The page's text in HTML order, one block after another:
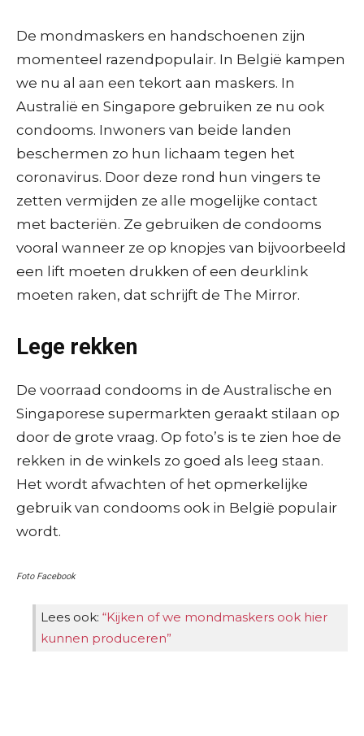
De mondmaskers en handschoenen zijn
momenteel razendpopulair. In België kampen
we nu al aan een tekort aan maskers. In
Australië en Singapore gebruiken ze nu ook
condooms. Inwoners van beide landen
beschermen zo hun lichaam tegen het
coronavirus. Door deze rond hun vingers te
zetten vermijden ze alle mogelijke contact
met bacteriën. Ze gebruiken de condooms
vooral wanneer ze op knopjes van bijvoorbeeld
een lift moeten drukken of een deurklink
moeten raken, dat schrijft de The Mirror.
Lege rekken
De voorraad condooms in de Australische en
Singaporese supermarkten geraakt stilaan op
door de grote vraag. Op foto’s is te zien hoe de
rekken in de winkels zo goed als leeg staan.
Het wordt afwachten of het opmerkelijke
gebruik van condooms ook in België populair
wordt.
Foto Facebook
Lees ook: “Kijken of we mondmaskers ook hier
kunnen produceren”